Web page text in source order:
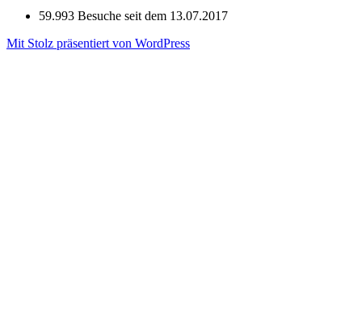
59.993 Besuche seit dem 13.07.2017
Mit Stolz präsentiert von WordPress